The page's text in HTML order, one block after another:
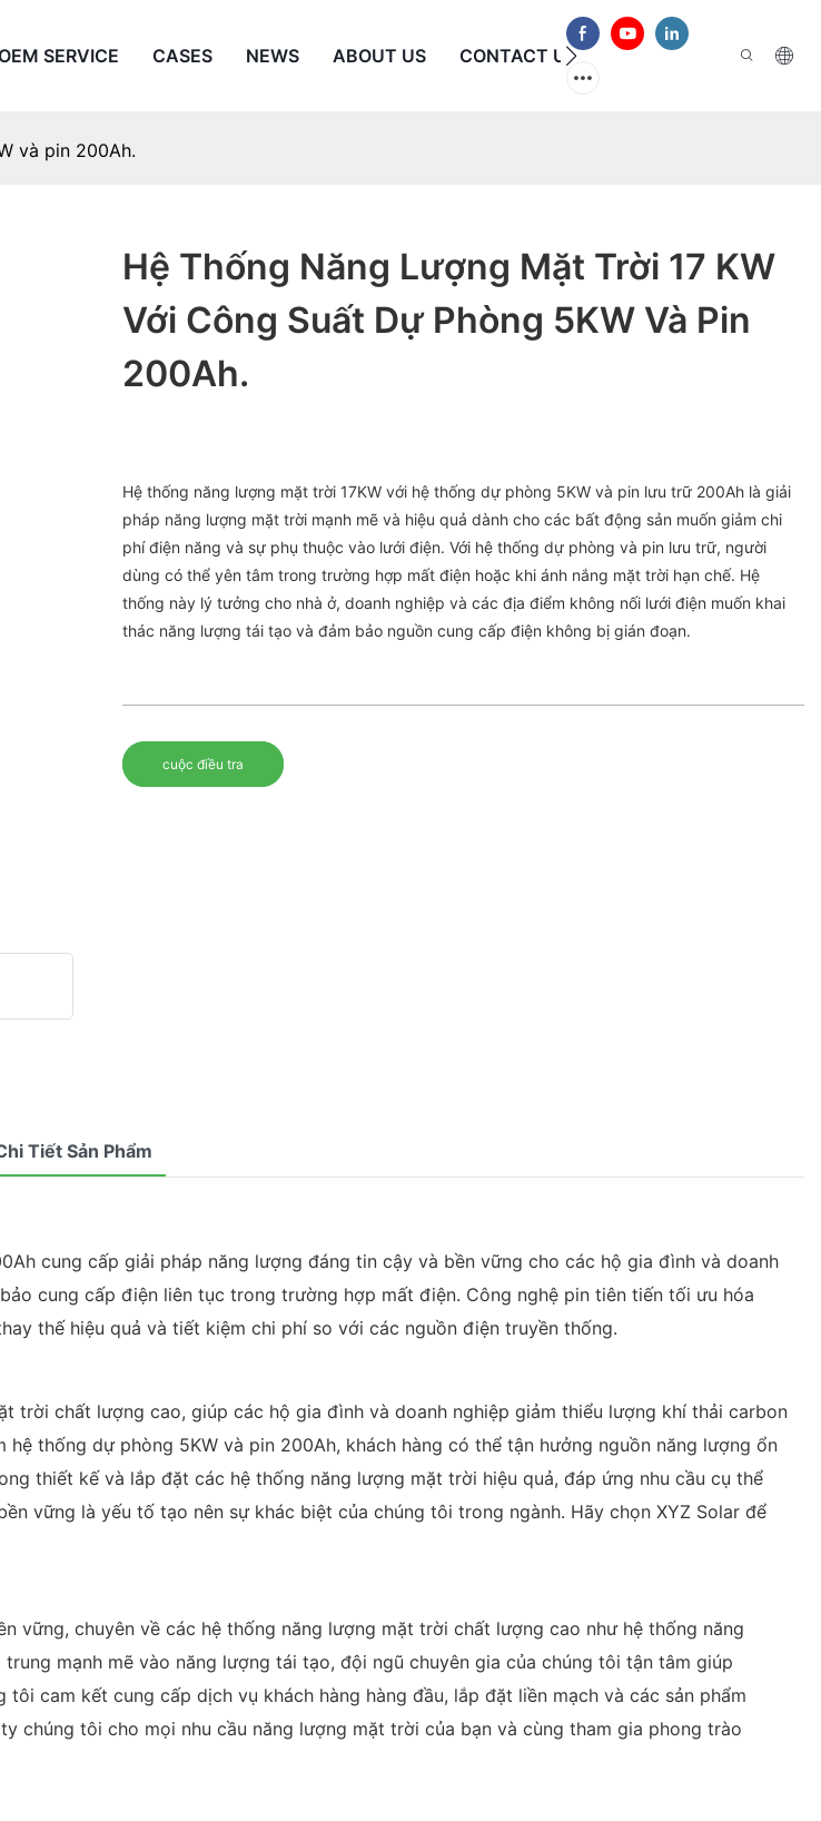
SERVICE CASES NEWS ABOUT US CONTACT US CÂU HỎI THƯỜNG GẶP
và pin 200Ah.
Hệ Thống Năng Lượng Mặt Trời 17 KW
Với Công Suất Dự Phòng 5KW Và Pin
200Ah.
Hệ thống năng lượng mặt trời 17KW với hệ thống dự phòng 5KW và pin lưu trữ 200Ah là giải
pháp năng lượng mặt trời mạnh mẽ và hiệu quả dành cho các bất động sản muốn giảm chi
phí điện năng và sự phụ thuộc vào lưới điện. Với hệ thống dự phòng và pin lưu trữ, người
dùng có thể yên tâm trong trường hợp mất điện hoặc khi ánh nắng mặt trời hạn chế. Hệ
thống này lý tưởng cho nhà ở, doanh nghiệp và các địa điểm không nối lưới điện muốn khai
thác năng lượng tái tạo và đảm bảo nguồn cung cấp điện không bị gián đoạn.
cuộc điều tra
Tiết Sản Phẩm
cung cấp giải pháp năng lượng đáng tin cậy và bền vững cho các hộ gia đình và doanh
cung cấp điện liên tục trong trường hợp mất điện. Công nghệ pin tiên tiến tối ưu hóa
thế hiệu quả và tiết kiệm chi phí so với các nguồn điện truyền thống.
trời chất lượng cao, giúp các hộ gia đình và doanh nghiệp giảm thiểu lượng khí thải carbon
thống dự phòng 5KW và pin 200Ah, khách hàng có thể tận hưởng nguồn năng lượng ổn
thiết kế và lắp đặt các hệ thống năng lượng mặt trời hiệu quả, đáp ứng nhu cầu cụ thể
vững là yếu tố tạo nên sự khác biệt của chúng tôi trong ngành. Hãy chọn XYZ Solar để
vững, chuyên về các hệ thống năng lượng mặt trời chất lượng cao như hệ thống năng
mạnh mẽ vào năng lượng tái tạo, đội ngũ chuyên gia của chúng tôi tận tâm giúp
cam kết cung cấp dịch vụ khách hàng hàng đầu, lắp đặt liền mạch và các sản phẩm
chúng tôi cho mọi nhu cầu năng lượng mặt trời của bạn và cùng tham gia phong trào